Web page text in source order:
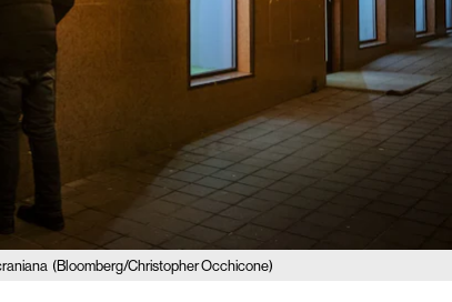
(Bloomberg/Christopher Occhicone)